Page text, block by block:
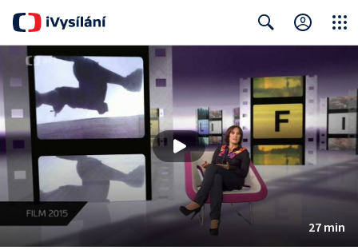
27 min